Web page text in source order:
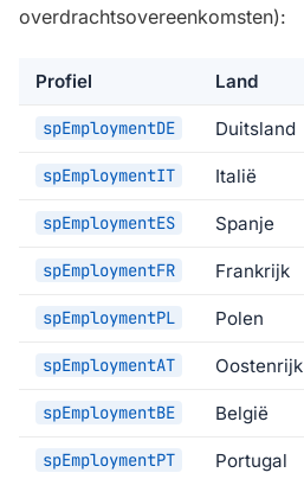
overdrachtsovereenkomsten):
Profiel Land
spEmploymentDE Duitsland
spEmploymentIT Italië
spEmploymentES Spanje
spEmploymentFR Frankrijk
spEmploymentPL Polen
spEmploymentAT Oostenrijk
spEmploymentBE België
spEmploymentPT Portugal